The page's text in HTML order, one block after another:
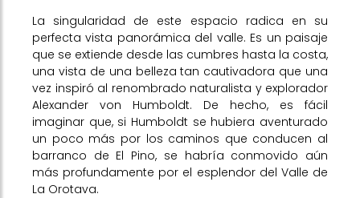
La singularidad de este espacio radica en su
perfecta vista panorámica del valle. Es un paisaje
que se extiende desde las cumbres hasta la costa,
una vista de una belleza tan cautivadora que una
vez inspiró al renombrado naturalista y explorador
Alexander von Humboldt. De hecho, es fácil
imaginar que, si Humboldt se hubiera aventurado
un poco más por los caminos que conducen al
barranco de El Pino, se habría conmovido aún
más profundamente por el esplendor del Valle de
La Orotava.